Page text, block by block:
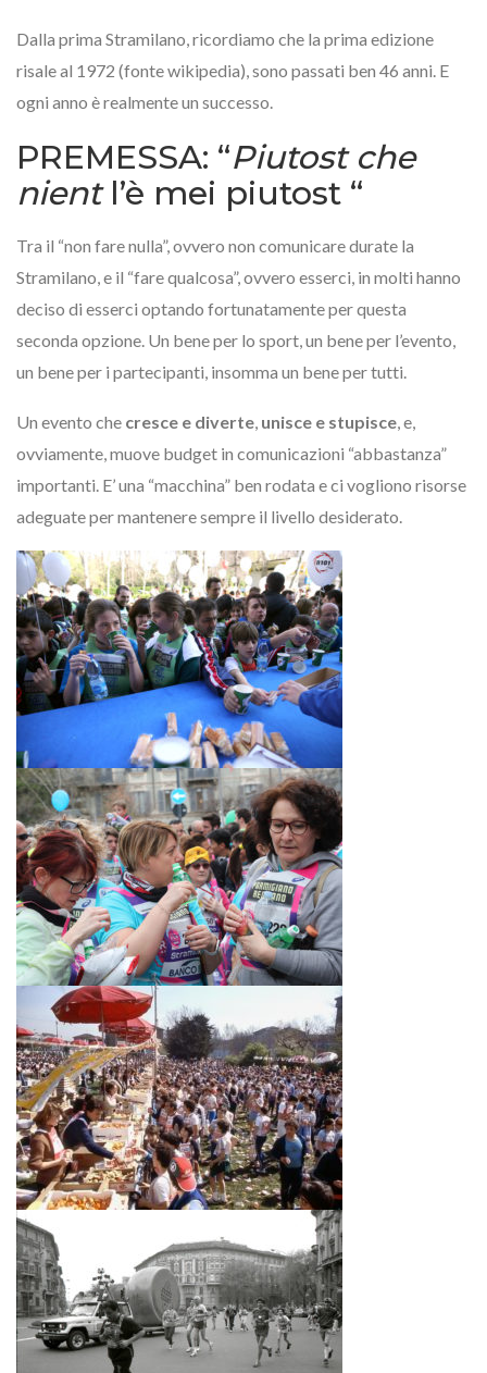
Dalla prima Stramilano, ricordiamo che la prima edizione
risale al 1972 (fonte wikipedia), sono passati ben 46 anni. E
ogni anno è realmente un successo.
PREMESSA: “Piutost che
nientl’è mei piutost “
Tra il “non fare nulla”, ovvero non comunicare durate la
Stramilano, e il “fare qualcosa”, ovvero esserci, in molti hanno
deciso di esserci optando fortunatamente per questa
seconda opzione. Un bene per lo sport, un bene per l’evento,
un bene per i partecipanti, insomma un bene per tutti.
Un evento che cresce e diverte, unisce e stupisce, e,
ovviamente, muove budget in comunicazioni “abbastanza”
importanti. E’ una “macchina” ben rodata e ci vogliono risorse
adeguate per mantenere sempre il livello desiderato.